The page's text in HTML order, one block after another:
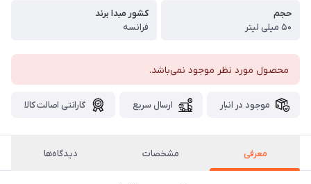
حجم
۵۰ میلی لیتر
کشور مبدا برند
فرانسه
محصول مورد نظر موجود نمی‌باشد.
موجود در انبار ارسال سریع گارانتی اصالت کالا
معرفی مشخصات دیدگاه‌ها